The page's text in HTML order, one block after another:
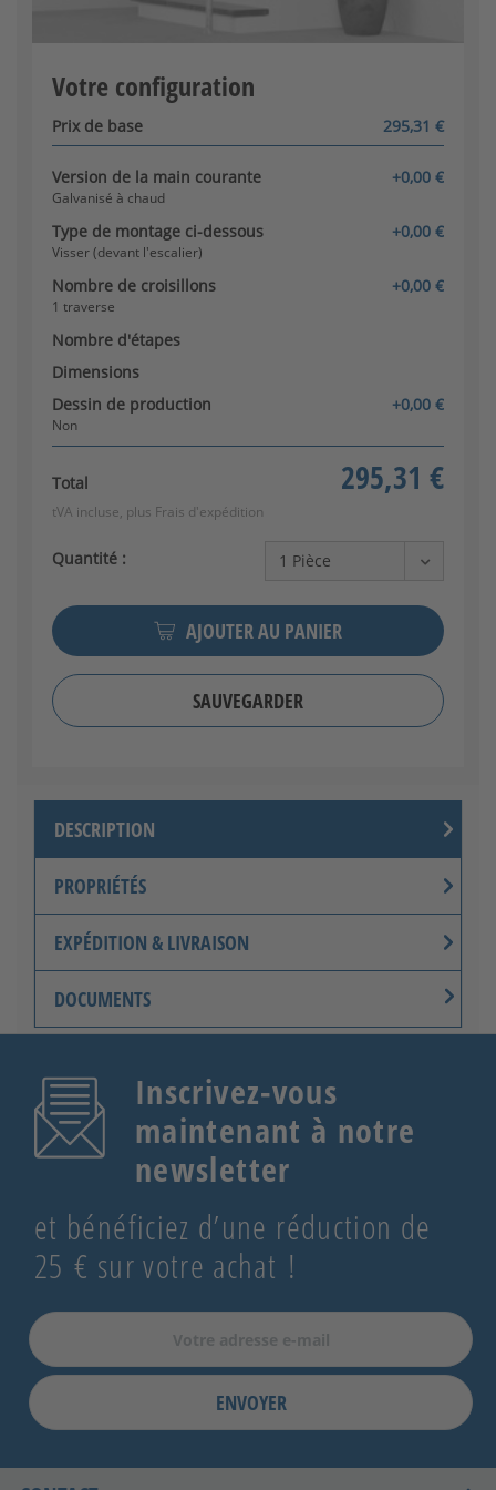
Mise en place dans le béton
[+24,53 €]
Encastré dans du béton (à
[+24,53 €]
[+44,40 €]
3 croisillons
[+152,32 €]
Votre configuration
Prix de base 295,31 €
Version de la main courante +0,00 €
Galvanisé à chaud
Type de montage ci-dessous +0,00 €
Visser (devant l'escalier)
Nombre de croisillons +0,00 €
1 traverse
Nombre d'étapes
Dimensions
Dessin de production
+0,00 €
Non
Total 295,31 €
tVA incluse, plus Frais d'expédition
Quantité :
AJOUTER AU PANIER
SAUVEGARDER
Le configurateur est chargé.
DESCRIPTION
PROPRIÉTÉS
EXPÉDITION & LIVRAISON
DOCUMENTS
Inscrivez-vous
maintenant à notre
newsletter
et bénéficiez d’une réduction de
25 € sur votre achat !
ENVOYER